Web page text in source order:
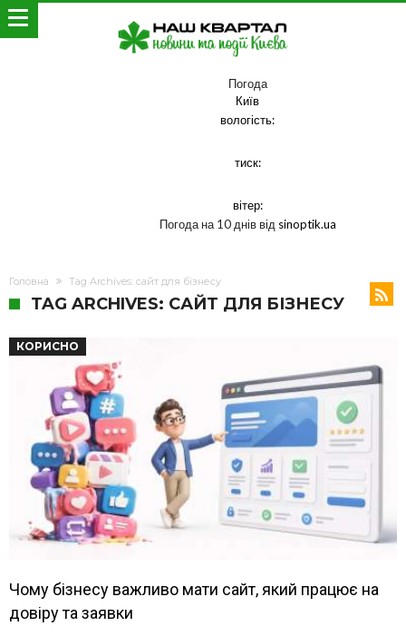
Погода
Київ
вологість:
тиск:
вітер:
Погода на 10 днів від sinoptik.ua
Головна Tag Archives: сайт для бізнесу
TAG ARCHIVES: САЙТ ДЛЯ БІЗНЕСУ
КОРИСНО
Чому бізнесу важливо мати сайт, який працює на
довіру та заявки